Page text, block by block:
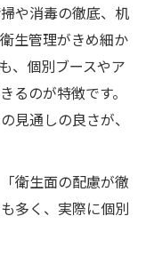
や消毒の徹底、机
生管理がきめ細か
、個別ブースやア
るのが特徴です。
見通しの良さが、
衛生面の配慮が徹
多く、実際に個別